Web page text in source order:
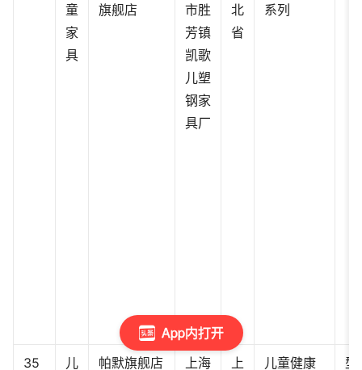
App内打开
童
家
具
旗舰店
市胜
芳镇
凯歌
儿塑
钢家
具厂
北
省
系列
35 儿 帕默旗舰店 上海 上 儿童健康 型